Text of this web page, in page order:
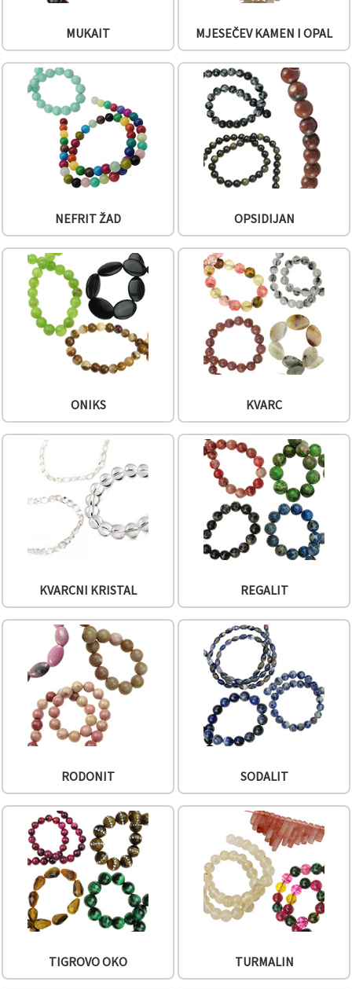
MUKAIT MJESEČEV KAMEN I OPAL
NEFRIT ŽAD OPSIDIJAN
ONIKS KVARC
KVARCNI KRISTAL REGALIT
RODONIT SODALIT
TIGROVO OKO TURMALIN